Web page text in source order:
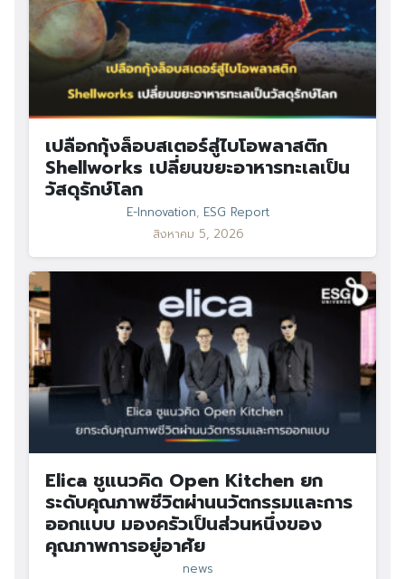
เปลือกกุ้งล็อบสเตอร์สู่ไบโอพลาสติก
Shellworks เปลี่ยนขยะอาหารทะเลเป็น
วัสดุรักษ์โลก
E-Innovation, ESG Report
สิงหาคม 5, 2026
Elica ชูแนวคิด Open Kitchen ยก
ระดับคุณภาพชีวิตผ่านนวัตกรรมและการ
ออกแบบ มองครัวเป็นส่วนหนึ่งของ
คุณภาพการอยู่อาศัย
news